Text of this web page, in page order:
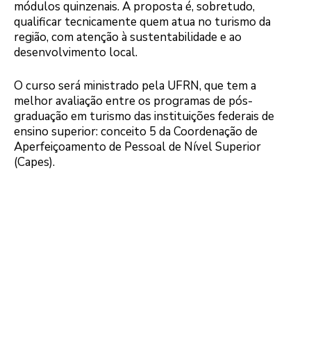
módulos quinzenais. A proposta é, sobretudo,
qualificar tecnicamente quem atua no turismo da
região, com atenção à sustentabilidade e ao
desenvolvimento local.
O curso será ministrado pela UFRN, que tem a
melhor avaliação entre os programas de pós-
graduação em turismo das instituições federais de
ensino superior: conceito 5 da Coordenação de
Aperfeiçoamento de Pessoal de Nível Superior
(Capes).